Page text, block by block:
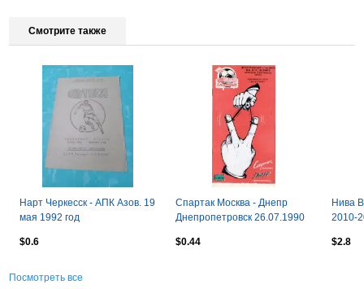
Смотрите также
Нарт Черкесск - АПК Азов. 19
мая 1992 год
$0.6
Спартак Москва - Днепр
Днепропетровск 26.07.1990
$0.44
Нива
2010-
$2.8
Посмотреть все